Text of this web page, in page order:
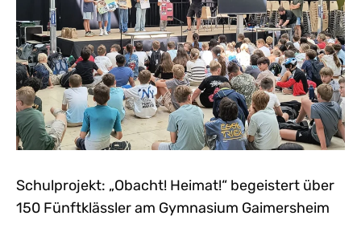
Schulprojekt: „Obacht! Heimat!“ begeistert über
150 Fünftklässler am Gymnasium Gaimersheim